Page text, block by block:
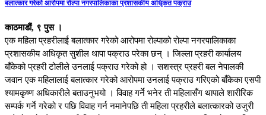
बलात्कार गरेको आरोपमा रोल्पा नगरपालिकाका प्रशासकीय अधिृकत पक्राउ
काठमाडौं, ९ पुस ।
एक महिला प्रहरीलाई बलात्कार गरेको आरोपमा रोल्पाको रोल्पा नगरपालिकाका
प्रशासकीय अधिकृत सुशील थापा पक्राउ परेका छन् । जिल्ला प्रहरी कार्यालय
बाँकेको प्रहरी टोलीले उनलाई पक्राउ गरेको हो । सशस्त्र प्रहरी बल नेपालकी
जवान एक महिलालाई बलात्कार गरेको आरोपमा उनलाई पक्राउ गरिएको बाँकेका एसपी
श्यामकृष्ण अधिकारीले बताउनुभयो । विवाह गर्ने भनेर ती महिलासँग थापाले शारीरिक
सम्पर्क गर्ने गरेको र पछि विवाह गर्न नमानेपछि ती महिला प्रहरीले बलात्कारको उजुरी